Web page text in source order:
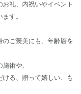
礼、内祝いやイベント
す。
のご褒美にも、年齢層を
術や、
る、贈って嬉しい、も